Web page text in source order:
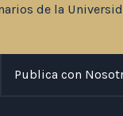
de la
Publica con